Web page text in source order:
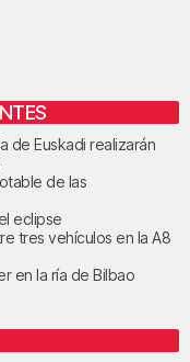
de Euskadi realizarán
de las
eclipse
tres vehículos en la A8
en la ría de Bilbao